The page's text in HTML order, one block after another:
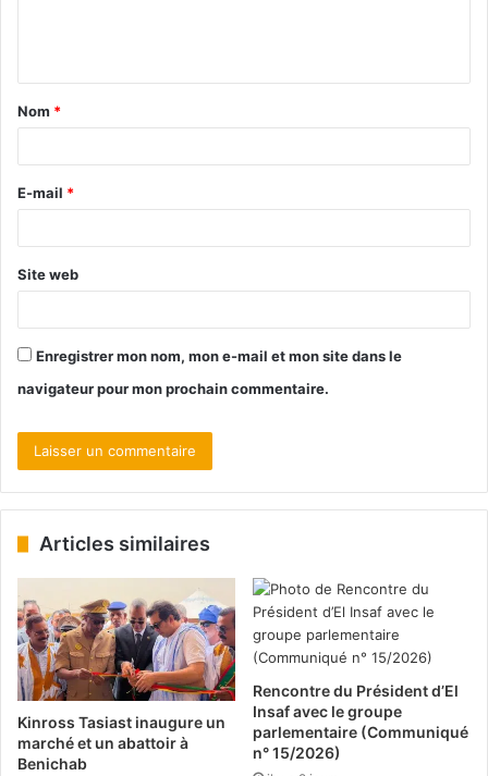
Nom *
E-mail *
Site web
Enregistrer mon nom, mon e-mail et mon site dans le
navigateur pour mon prochain commentaire.
Articles similaires
Kinross Tasiast inaugure un
marché et un abattoir à
Benichab
Rencontre du Président d’El
Insaf avec le groupe
parlementaire (Communiqué
n° 15/2026)